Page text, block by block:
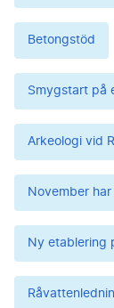
Betongstöd
Smygstart på
Arkeologi vid
November
Ny etablering